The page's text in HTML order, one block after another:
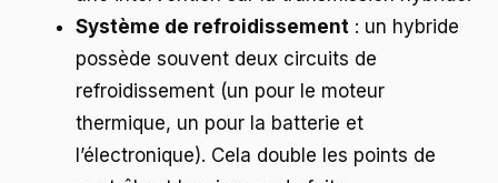
Système de refroidissement : un hybride
possède souvent deux circuits de
refroidissement (un pour le moteur
thermique, un pour la batterie et
l’électronique). Cela double les points de